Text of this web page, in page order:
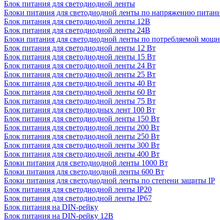
Блок питания для светодиодной ленты
Блоки питания для светодиодной ленты по напряжению
Блок питания для светодиодной ленты 12В
Блок питания для светодиодной ленты 24В
Блоки питания для светодиодной ленты по потребляемой
Блок питания для светодиодной ленты 12 Вт
Блок питания для светодиодной ленты 15 Вт
Блок питания для светодиодной ленты 24 Вт
Блок питания для светодиодной ленты 25 Вт
Блок питания для светодиодной ленты 40 Вт
Блок питания для светодиодной ленты 60 Вт
Блок питания для светодиодной ленты 75 Вт
Блок питания для светодиодных лент 100 Вт
Блок питания для светодиодной ленты 150 Вт
Блок питания для светодиодной ленты 200 Вт
Блок питания для светодиодной ленты 250 Вт
Блок питания для светодиодной ленты 300 Вт
Блок питания для светодиодной ленты 400 Вт
Блоки питания для светодиодной ленты 1000 Вт
Блоки питания для светодиодной ленты 600 Вт
Блоки питания для светодиодной ленты по степени защиты IP
Блок питания для светодиодной ленты IP20
Блок питания для светодиодной ленты IP67
Блок питания на DIN-рейку
Блок питания на DIN-рейку 12В